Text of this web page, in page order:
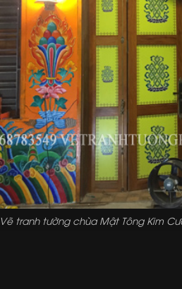
Vẽ tranh tường chùa Mật Tông Kim